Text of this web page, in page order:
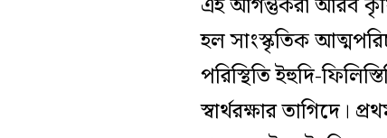
হল সাংস্কৃতিক
পরিস্থিতি ইহুদি-
স্বার্থরক্ষার তাগিদে।